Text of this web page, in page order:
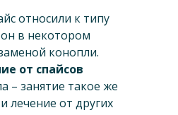
относили к типу
в некотором
конопли.
от спайсов
– занятие такое же
лечение от других